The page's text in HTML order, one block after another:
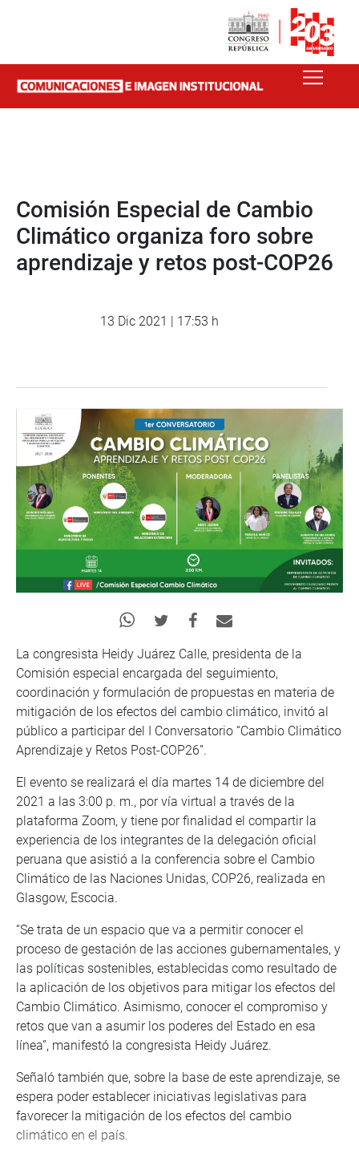
Comisión Especial de Cambio
Climático organiza foro sobre
aprendizaje y retos post-COP26
13 Dic 2021 | 17:53 h
La congresista Heidy Juárez Calle, presidenta de la
Comisión especial encargada del seguimiento,
coordinación y formulación de propuestas en materia de
mitigación de los efectos del cambio climático, invitó al
público a participar del I Conversatorio “Cambio Climático
Aprendizaje y Retos Post-COP26”.
El evento se realizará el día martes 14 de diciembre del
2021 a las 3:00 p. m., por vía virtual a través de la
plataforma Zoom, y tiene por finalidad el compartir la
experiencia de los integrantes de la delegación oficial
peruana que asistió a la conferencia sobre el Cambio
Climático de las Naciones Unidas, COP26, realizada en
Glasgow, Escocia.
“Se trata de un espacio que va a permitir conocer el
proceso de gestación de las acciones gubernamentales, y
las políticas sostenibles, establecidas como resultado de
la aplicación de los objetivos para mitigar los efectos del
Cambio Climático. Asimismo, conocer el compromiso y
retos que van a asumir los poderes del Estado en esa
línea”, manifestó la congresista Heidy Juárez.
Señaló también que, sobre la base de este aprendizaje, se
espera poder establecer iniciativas legislativas para
favorecer la mitigación de los efectos del cambio
climático en el país.